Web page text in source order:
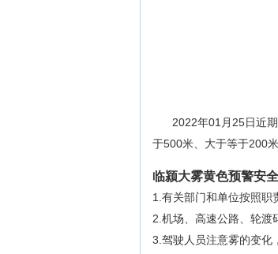
2022年01月25日近
于500米、大于等于200
临颍大雾黄色预警安
1.有关部门和单位按照职
2.机场、高速公路、轮渡
3.驾驶人员注意雾的变化